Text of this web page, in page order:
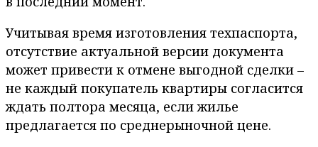
Учитывая время изготовления техпаспорта,
отсутствие актуальной версии документа
может привести к отмене выгодной сделки –
не каждый покупатель квартиры согласится
ждать полтора месяца, если жилье
предлагается по среднерыночной цене.